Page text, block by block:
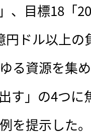
、目標18「
円ドル以上
る資源を集
す」の4つ
を提示した。